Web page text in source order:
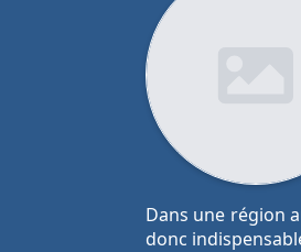
Dans une région
donc